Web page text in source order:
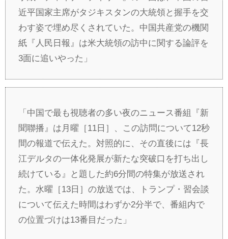
近平国家主席がタジキスタンの大統領と握手を交
わす姿で埋め尽くされていた。中国共産党の機関
紙『人民日報』は米大統領の訪中に関する論評を
3面に追いやった」
「中国で最も視聴者の多い夜のニュース番組『新
聞聯播』は月曜［11日］、この訪問について12秒
間の報道で伝えた。対照的に、その直後には『長
江デルタの一体化発展が新たな突破口を打ち出し
続けている』と題した約6分間の特集が放送され
た。水曜［13日］の放送では、トランプ・習会談
について伝えた時間はわずか2分半で、番組内で
の位置づけは13番目だった」